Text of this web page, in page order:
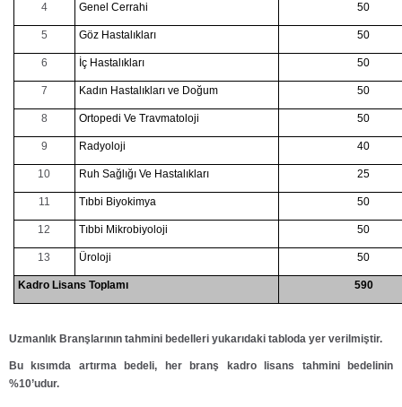
4 Genel Cerrahi 50
5 Göz Hastalıkları 50
6 İç Hastalıkları 50
7 Kadın Hastalıkları ve Doğum 50
8 Ortopedi Ve Travmatoloji 50
9 Radyoloji 40
10 Ruh Sağlığı Ve Hastalıkları 25
11 Tıbbi Biyokimya 50
12 Tıbbi Mikrobiyoloji 50
13 Üroloji 50
Kadro Lisans Toplamı 590
Uzmanlık Branşlarının tahmini bedelleri yukarıdaki tabloda yer verilmiştir.
Bu kısımda artırma bedeli, her branş kadro lisans tahmini bedelinin
%10’udur.